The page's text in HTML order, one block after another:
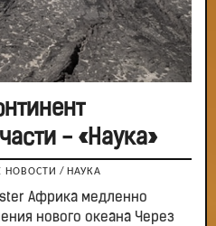
- «Наука»
НОВОСТИ / НАУКА
Африка медленно
нового океана Через